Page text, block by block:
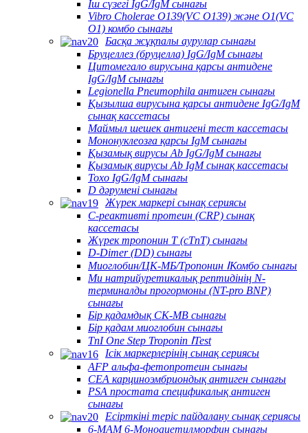
Іш сүзегі IgG/IgM сынағы
Vibro Cholerae O139(VC O139) және O1(VC
O1) комбо сынағы
Басқа жұқпалы аурулар сынағы
Бруцеллез (бруцелла) IgG/IgM сынағы
Цитомегало вирусына қарсы антидене
IgG/IgM сынағы
Legionella Pneumophila антиген сынағы
Қызылша вирусына қарсы антидене IgG/IgM
сынақ кассетасы
Маймыл шешек антигені тест кассетасы
Мононуклеозға қарсы IgM сынағы
Қызамық вирусы Ab IgG/IgM сынағы
Қызамық вирусы Ab IgM сынақ кассетасы
Toxo IgG/IgM сынағы
D дәрумені сынағы
Жүрек маркері сынақ сериясы
C-реактивті протеин (CRP) сынақ
кассетасы
Жүрек тропонин T (cTnT) сынағы
D-Dimer (DD) сынағы
Миоглобин/ЦК-МБ/Тропонин ⅠКомбо сынағы
Ми натрийуретикалық рептидінің N-
терминалды прогормоны (NT-pro BNP)
сынағы
Бір қадамдық CK-MB сынағы
Бір қадам миоглобин сынағы
TnI One Step Troponin ⅠTest
Ісік маркерлерінің сынақ сериясы
AFP альфа-фетопротеин сынағы
CEA карциноэмбриондық антиген сынағы
PSA простата спецификалық антиген
сынағы
Есірткіні теріс пайдалану сынақ сериясы
6-MAM 6-Моноацетилморфин сынағы